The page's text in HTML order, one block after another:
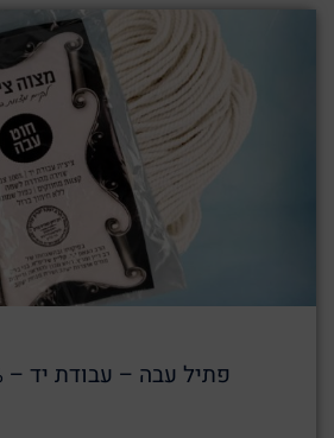
פתיל עבה – עבודת יד – 100% צמר